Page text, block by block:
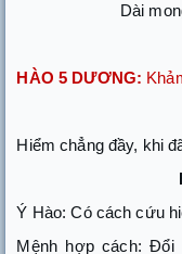
Dài
HÀO 5 DƯƠNG:
Hiểm chẳng đầy, khi
Ý Hào: Có cách cứu
Mệnh hợp cách: